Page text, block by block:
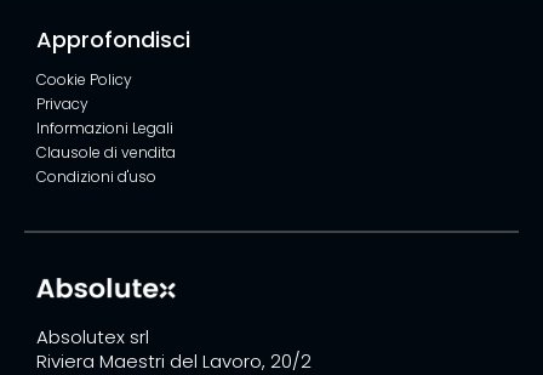
Approfondisci
Cookie Policy
Privacy
Informazioni Legali
Clausole di vendita
Condizioni d'uso
Absolutex srl
Riviera Maestri del Lavoro, 20/2